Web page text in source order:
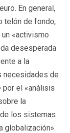
En general,
telón de fondo,
«activismo
desesperada
a la
necesidades de
por el «análisis
la
los sistemas
globalización».